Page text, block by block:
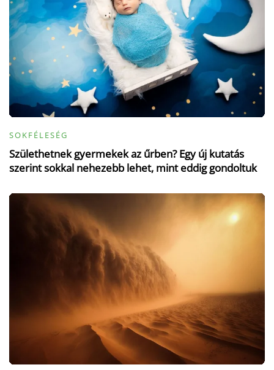
SOKFÉLESÉG
Születhetnek gyermekek az űrben? Egy új kutatás
szerint sokkal nehezebb lehet, mint eddig gondoltuk